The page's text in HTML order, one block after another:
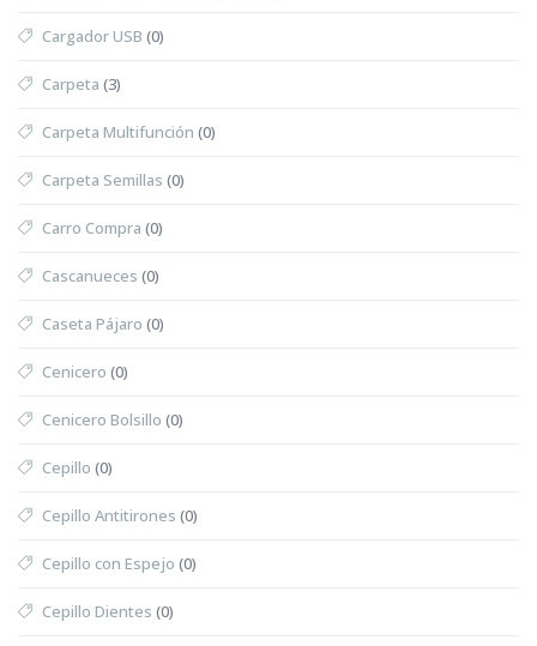
Cargador USB (0)
Carpeta (3)
Carpeta Multifunción (0)
Carpeta Semillas (0)
Carro Compra (0)
Cascanueces (0)
Caseta Pájaro (0)
Cenicero (0)
Cenicero Bolsillo (0)
Cepillo (0)
Cepillo Antitirones (0)
Cepillo con Espejo (0)
Cepillo Dientes (0)